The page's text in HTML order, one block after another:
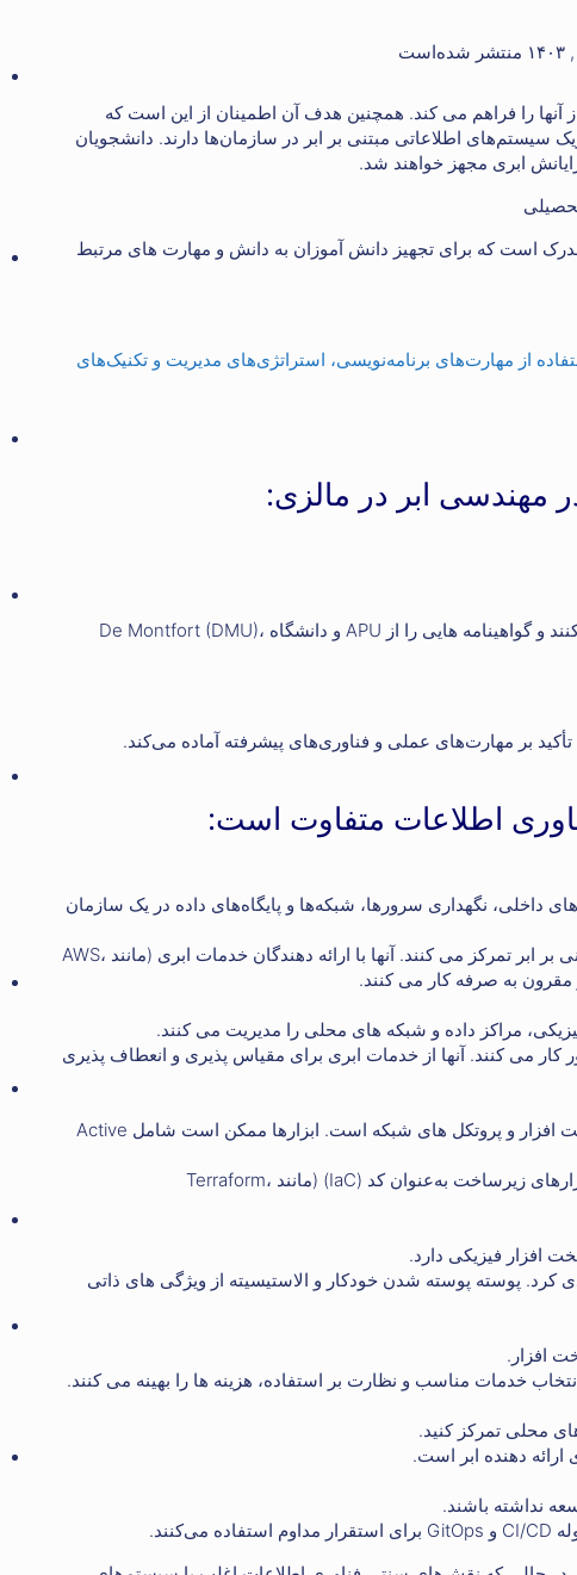
را فراهم می کند. همچنین هدف آن اطمینان از این است که
سیستم‌های اطلاعاتی مبتنی بر ابر در سازمان‌ها دارند. دانشجویان
ابری مجهز خواهند شد.
است که برای تجهیز دانش آموزان به دانش و مهارت های مرتبط
از مهارت‌های برنامه‌نویسی، استراتژی‌های مدیریت و تکنیک‌های
مهندسی ابر در مالزی:
گزینه مدرک دوگانه: دانشجویان می توانند طرح مدرک دوگانه APU-DMU را انتخاب کنند و گواهینامه هایی را از APU و دانشگاه De Montfort (DMU)،
بر مهارت‌های عملی و فناوری‌های پیشرفته آماده می‌کند.
اطلاعات متفاوت است:
نگهداری سرورها، شبکه‌ها و پایگاه‌های داده در یک سازمان
مهندسی ابر: مهندسان ابر بر طراحی، استقرار و بهینه سازی راه حل های مبتنی بر ابر تمرکز می کنند. آنها با ارائه دهندگان خدمات ابری (مانند AWS،
مراکز داده و شبکه های محلی را مدیریت می کنند.
کار می کنند. آنها از خدمات ابری برای مقیاس پذیری و انعطاف پذیری
نقش های سنتی فناوری اطلاعات: مهارت ها شامل دانش سیستم عامل، سخت افزار و پروتکل های شبکه است. ابزارها ممکن است شامل Active
مهندسی ابر: مهارت‌ها شامل پلتفرم‌های ابری (مانند AWS، Azure، GCP)، ابزارهای زیرساخت به‌عنوان کد (IaC) (مانند Terraform،
افزار فیزیکی دارد.
کرد. پوسته پوسته شدن خودکار و الاستیسیته از ویژگی های ذاتی
محلی تمرکز کنید.
دهنده ابر است.
نداشته باشند.